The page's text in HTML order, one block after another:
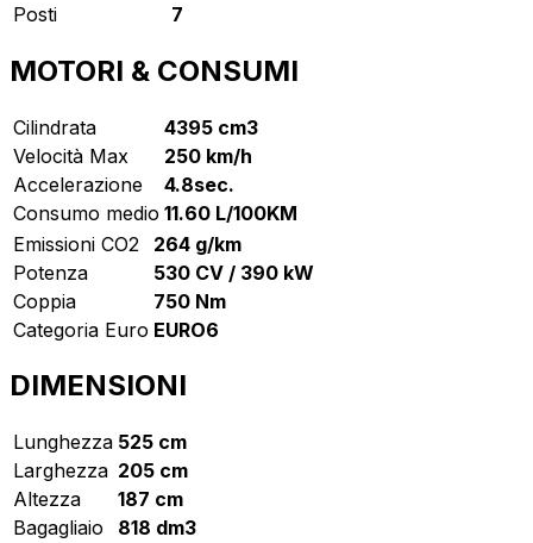
Posti
7
MOTORI & CONSUMI
Cilindrata
4395 cm3
Velocità Max
250 km/h
Accelerazione
4.8sec.
Consumo medio 11.60 L/100KM
Emissioni CO2
264 g/km
Potenza
530 CV / 390 kW
Coppia
750 Nm
Categoria Euro EURO6
DIMENSIONI
Lunghezza 525 cm
Larghezza 205 cm
Altezza
187 cm
Bagagliaio
818 dm3